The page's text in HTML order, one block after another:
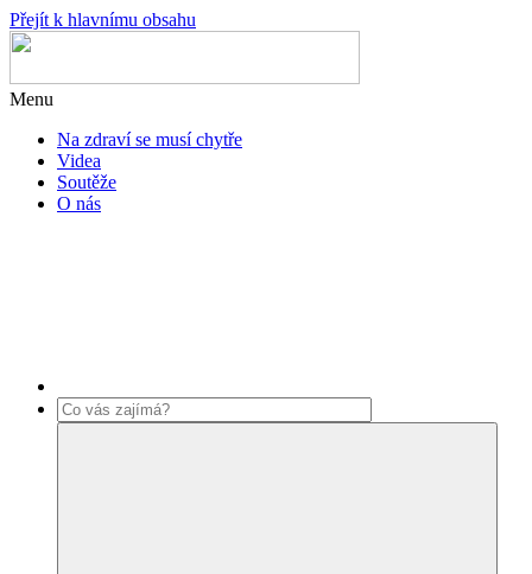
Přejít k hlavnímu obsahu
Menu
Na zdraví se musí chytře
Videa
Soutěže
O nás